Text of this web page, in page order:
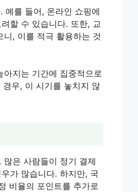
예를 들어, 온라인 쇼핑에
할 수 있습니다. 또한, 교
, 이를 적극 활용하는 것
지는 기간에 집중적으로
우, 이 시기를 놓치지 않
은 사람들이 정기 결제
가 많습니다. 하지만, 국
비율의 포인트를 추가로